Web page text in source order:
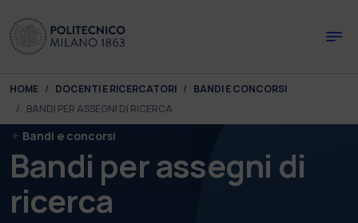
You are here:
HOME DOCENTI E RICERCATORI
BANDI E CONCORSI
BANDI PER ASSEGNI DI RICERCA
Bandi e concorsi
Bandi per assegni di
ricerca